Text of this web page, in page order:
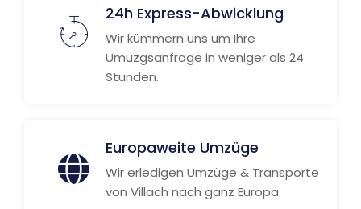
24h Express-Abwicklung
Wir kümmern uns um Ihre
Umuzgsanfrage in weniger als 24
Stunden.
Europaweite Umzüge
Wir erledigen Umzüge & Transporte
von Villach nach ganz Europa.